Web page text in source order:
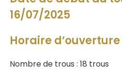
16/07/2025
Horaire d’ouverture
Nombre de trous : 18 trous